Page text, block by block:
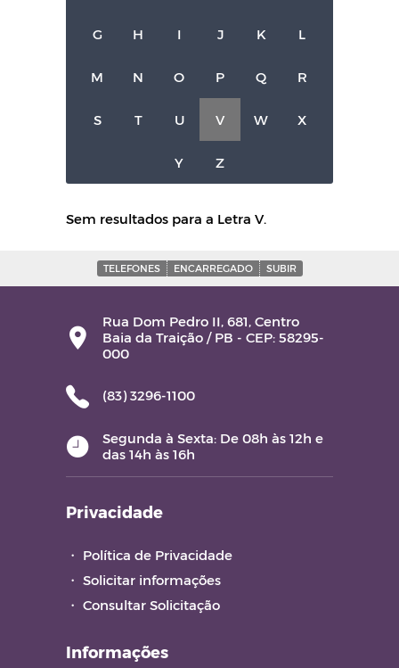
G H I J K L
M N O P Q R
S T U V W X
Y Z
Sem resultados para a Letra V.
TELEFONES ENCARREGADO SUBIR
Rua Dom Pedro II, 681, Centro
Baia da Traição / PB - CEP: 58295-
000
(83) 3296-1100
Segunda à Sexta: De 08h às 12h e
das 14h às 16h
Privacidade
・ Política de Privacidade
・ Solicitar informações
・ Consultar Solicitação
Informações